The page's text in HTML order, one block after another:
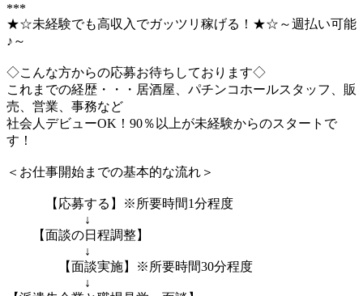
***
★☆未経験でも高収入でガッツリ稼げる！★☆～週払い可能
♪～
◇こんな方からの応募お待ちしております◇
これまでの経歴・・・居酒屋、パチンコホールスタッフ、販
売、営業、事務など
社会人デビューOK！90％以上が未経験からのスタートで
す！
＜お仕事開始までの基本的な流れ＞
【応募する】※所要時間1分程度
↓
【面談の日程調整】
↓
【面談実施】※所要時間30分程度
↓